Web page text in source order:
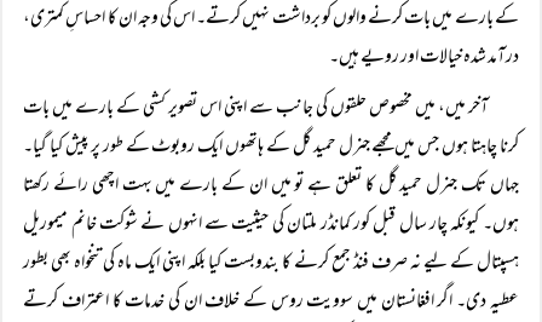
کے بارے میں بات کرنے والوں کو برداشت نہیں کرتے۔ اس کی وجہ ان کا احساسِ کمتری،
درآمد شدہ خیالات اور رویے ہیں۔
آخر میں، میں مخصوص حلقوں کی جانب سے اپنی اس تصویر کشی کے بارے میں بات
کرنا چاہتا ہوں جس میں مجھے جنرل حمید گل کے ہاتھوں ایک روبوٹ کے طور پر پیش کیا گیا۔
جہاں تک جنرل حمید گل کا تعلق ہے تو میں ان کے بارے میں بہت اچھی رائے رکھتا
ہوں۔ کیونکہ چار سال قبل کور کمانڈر ملتان کی حیثیت سے انہوں نے شوکت خانم میموریل
ہسپتال کے لیے نہ صرف فنڈ جمع کرنے کا بندوبست کیا بلکہ اپنی ایک ماہ کی تنخواہ بھی بطور
عطیہ دی۔ اگر افغانستان میں سوویت روس کے خلاف ان کی خدمات کا اعتراف کرتے